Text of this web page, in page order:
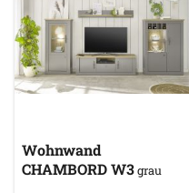
Wohnwand
CHAMBORD W3grau